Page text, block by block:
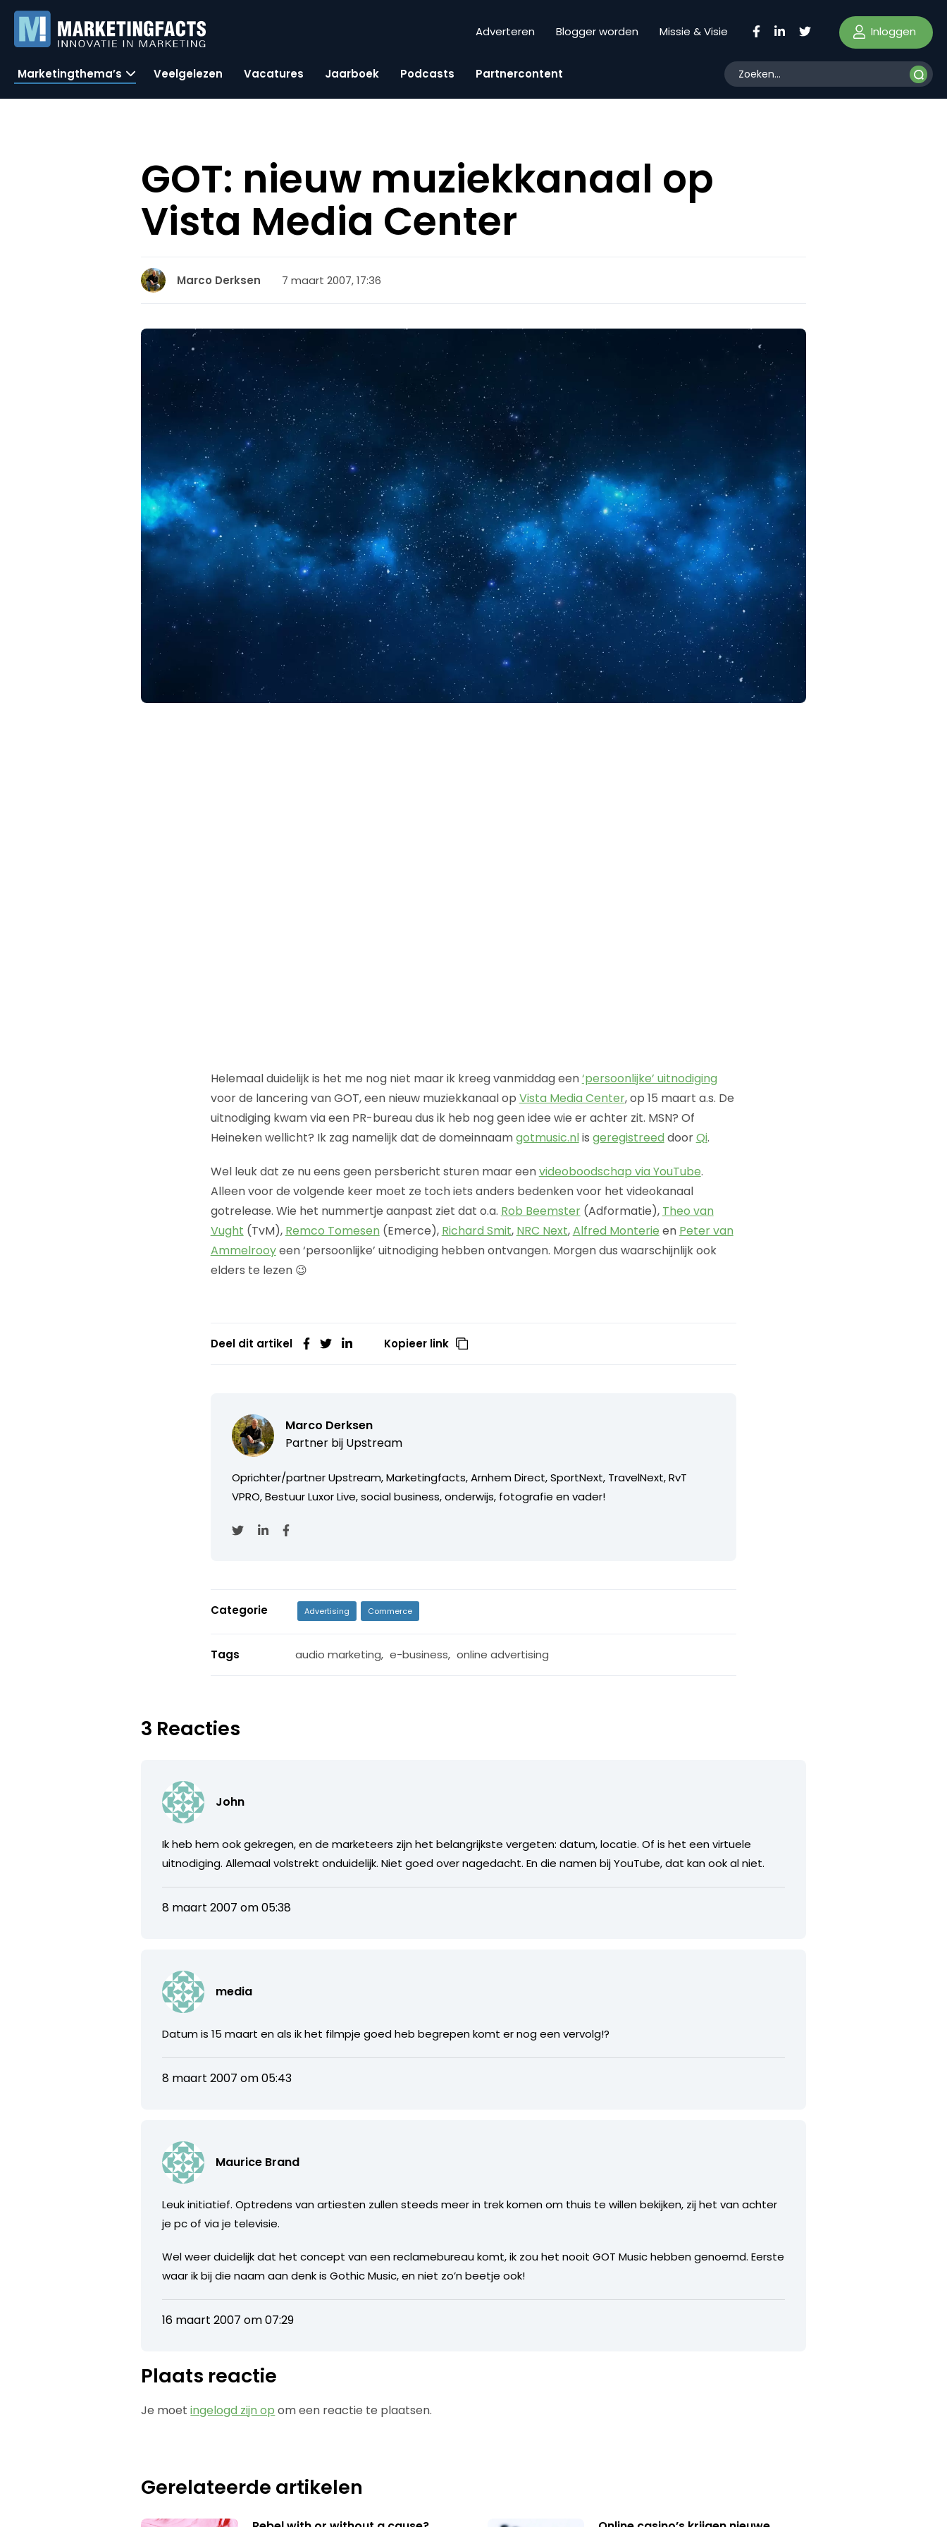
Adverteren Blogger worden Missie & Visie Inloggen
Marketingthema’s Veelgelezen Vacatures Jaarboek Podcasts Partnercontent
GOT: nieuw muziekkanaal op
Vista Media Center
Marco Derksen 7 maart 2007, 17:36
Helemaal duidelijk is het me nog niet maar ik kreeg vanmiddag een‘persoonlijke’ uitnodiging
voor de lancering van GOT, een nieuw muziekkanaal op Vista Media Center, op 15 maart a.s. De
uitnodiging kwam via een PR-bureau dus ik heb nog geen idee wie er achter zit. MSN? Of
Heineken wellicht? Ik zag namelijk dat de domeinnaamgotmusic.nlis geregistreed doorQi.
Wel leuk dat ze nu eens geen persbericht sturen maar eenvideoboodschap via YouTube.
Alleen voor de volgende keer moet ze toch iets anders bedenken voor het videokanaal
gotrelease. Wie het nummertje aanpast ziet dat o.a. Rob Beemster(Adformatie), Theo van
Vught (TvM), Remco Tomesen (Emerce), Richard Smit, NRC Next,Alfred Monterie en Peter van
Ammelrooyeen ‘persoonlijke’ uitnodiging hebben ontvangen. Morgen dus waarschijnlijk ook
elders te lezen 😉
Deel dit artikel Kopieer link
Marco Derksen
Partner bij Upstream
Oprichter/partner Upstream, Marketingfacts, Arnhem Direct, SportNext, TravelNext, RvT
VPRO, Bestuur Luxor Live, social business, onderwijs, fotografie en vader!
Categorie Advertising Commerce
Tags audio marketing, e-business, online advertising
3 Reacties
John
Ik heb hem ook gekregen, en de marketeers zijn het belangrijkste vergeten: datum, locatie. Of is het een virtuele
uitnodiging. Allemaal volstrekt onduidelijk. Niet goed over nagedacht. En die namen bij YouTube, dat kan ook al niet.
8 maart 2007 om 05:38
media
Datum is 15 maart en als ik het filmpje goed heb begrepen komt er nog een vervolg!?
8 maart 2007 om 05:43
Maurice Brand
Leuk initiatief. Optredens van artiesten zullen steeds meer in trek komen om thuis te willen bekijken, zij het van achter
je pc of via je televisie.
Wel weer duidelijk dat het concept van een reclamebureau komt, ik zou het nooit GOT Music hebben genoemd. Eerste
waar ik bij die naam aan denk is Gothic Music, en niet zo’n beetje ook!
16 maart 2007 om 07:29
Plaats reactie
Je moetingelogd zijn op om een reactie te plaatsen.
Gerelateerde artikelen